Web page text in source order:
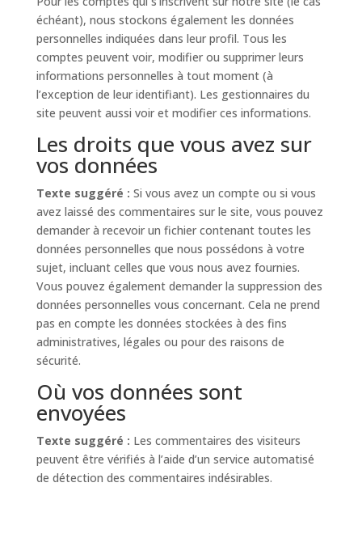
échéant), nous stockons également les données
personnelles indiquées dans leur profil. Tous les
comptes peuvent voir, modifier ou supprimer leurs
informations personnelles à tout moment (à
l’exception de leur identifiant). Les gestionnaires du
site peuvent aussi voir et modifier ces informations.
Les droits que vous avez sur
vos données
Texte suggéré : Si vous avez un compte ou si vous
avez laissé des commentaires sur le site, vous pouvez
demander à recevoir un fichier contenant toutes les
données personnelles que nous possédons à votre
sujet, incluant celles que vous nous avez fournies.
Vous pouvez également demander la suppression des
données personnelles vous concernant. Cela ne prend
pas en compte les données stockées à des fins
administratives, légales ou pour des raisons de
sécurité.
Où vos données sont
envoyées
Texte suggéré : Les commentaires des visiteurs
peuvent être vérifiés à l’aide d’un service automatisé
de détection des commentaires indésirables.